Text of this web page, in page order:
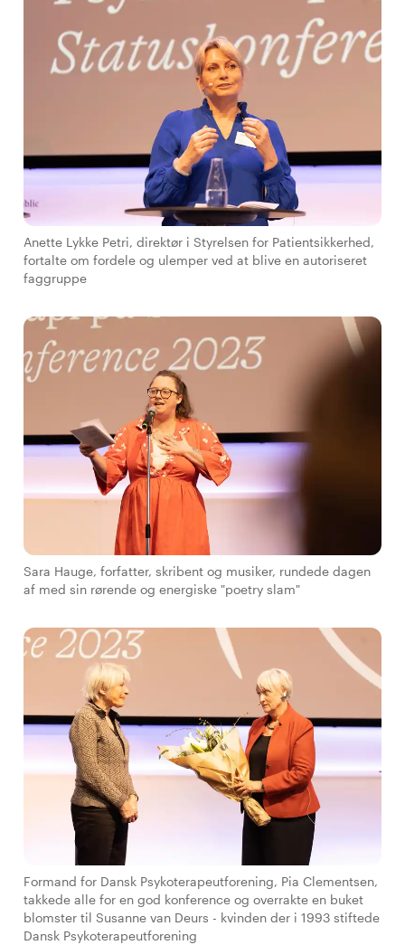
Anette Lykke Petri, direktør i Styrelsen for Patientsikkerhed,
fortalte om fordele og ulemper ved at blive en autoriseret
faggruppe
Sara Hauge, forfatter, skribent og musiker, rundede dagen
af med sin rørende og energiske "poetry slam"
Formand for Dansk Psykoterapeutforening, Pia Clementsen,
takkede alle for en god konference og overrakte en buket
blomster til Susanne van Deurs - kvinden der i 1993 stiftede
Dansk Psykoterapeutforening